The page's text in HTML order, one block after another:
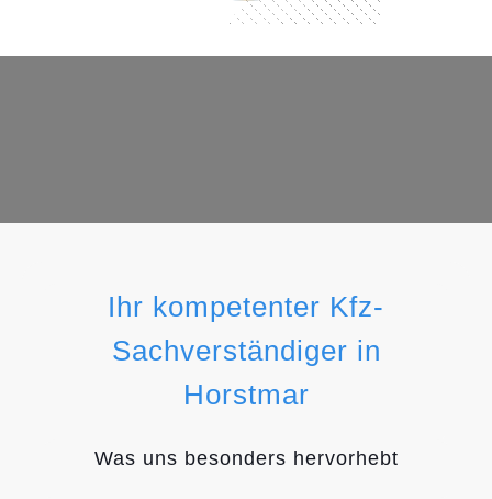
Ihr kompetenter Kfz-
Sachverständiger in
Horstmar
Was uns besonders hervorhebt